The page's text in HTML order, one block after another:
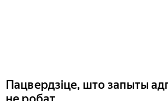
Пацвердзіце, што запыты